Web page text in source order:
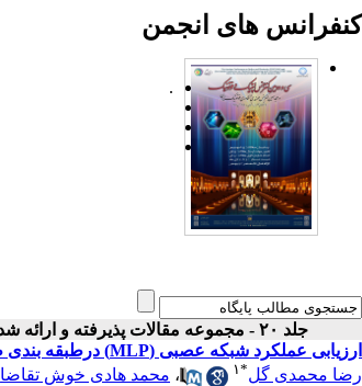
کنفرانس های انجمن
.
جلد ۲۰ - مجموعه مقالات پذیرفته و ارائه شده در بیستمین کنفرانس اپتیک و فوتونیک ایران
ارزیابی عملکرد شبکه عصبی (MLP) درطبقه بندی طیف های رامان حاصل از نمونه های زیستی: تشخیص سم آفلاتوکسین درپسته
رضا محمدی گل*۱ ، محمد هادی خوش تقاضا